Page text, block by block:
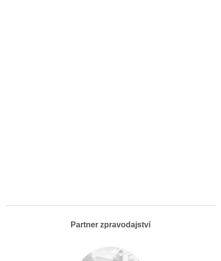
Partner zpravodajství